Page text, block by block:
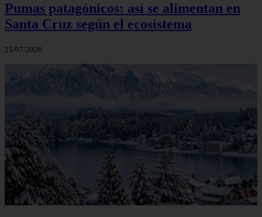
Pumas patagónicos: así se alimentan en
Santa Cruz según el ecosistema
25/07/2026